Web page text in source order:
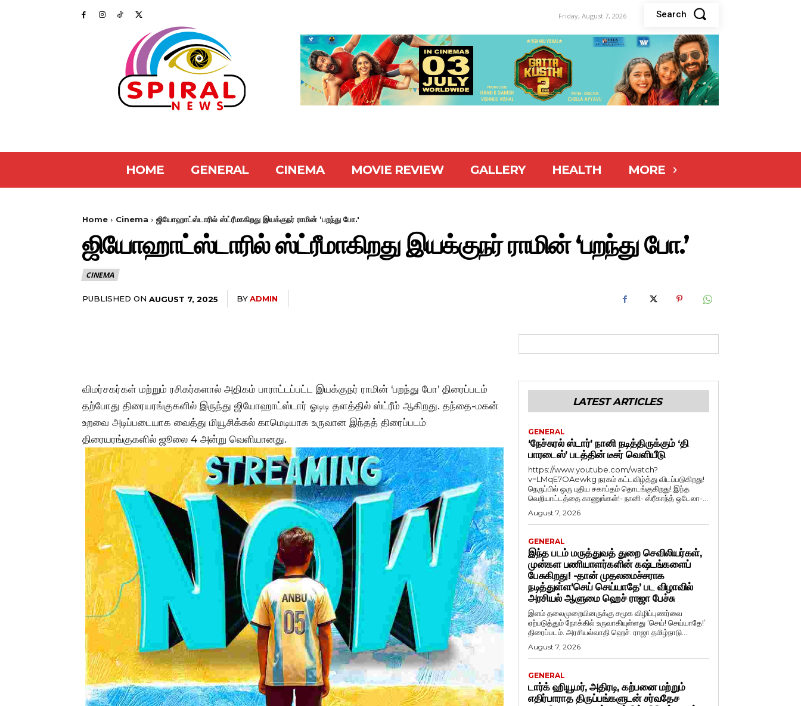
Friday, August 7, 2026 Search
HOME GENERAL CINEMA MOVIE REVIEW GALLERY HEALTH MORE
Home Cinema ஜியோஹாட்ஸ்டாரில் ஸ்ட்ரீமாகிறது இயக்குநர் ராமின் ‘பறந்து போ.'
ஜியோஹாட்ஸ்டாரில் ஸ்ட்ரீமாகிறது இயக்குநர் ராமின் ‘பறந்து போ.’
CINEMA
PUBLISHED ON AUGUST 7, 2025 BYADMIN
விமர்சகர்கள் மற்றும் ரசிகர்களால் அதிகம் பாராட்டப்பட்ட இயக்குநர் ராமின் ‘பறந்து போ’ திரைப்படம்
தற்போது திரையரங்குகளில் இருந்து ஜியோஹாட்ஸ்டார் ஓடிடி தளத்தில் ஸ்ட்ரீம் ஆகிறது. தந்தை-மகன்
உறவை அடிப்படையாக வைத்து மியூசிக்கல் காமெடியாக உருவான இந்தத் திரைப்படம்
திரையரங்குகளில் ஜூலை 4 அன்று வெளியானது.
LATEST ARTICLES
GENERAL
‘நேச்சுரல் ஸ்டார்’ நானி நடித்திருக்கும் ‘தி
பாரடைஸ்’ படத்தின் டீசர் வெளியீடு
https://www.youtube.com/watch?
v=LMqE7OAewkg நரகம் கட்டவிழ்த்து விடப்படுகிறது!
நெருப்பில் ஒரு புதிய சகாப்தம் தொடங்குகிறது! இந்த
வெறியாட்டத்தை காணுங்கள்!- நானி- ஸ்ரீகாந்த் ஒடேலா-...
August 7, 2026
GENERAL
இந்த படம் மருத்துவத் துறை செவிலியர்கள்,
முன்கள பணியாளர்களின் கஷ்டங்களைப்
பேசுகிறது! -தான் முதலமைச்சராக
நடித்துள்ள’செய் செய்யாதே’ பட விழாவில்
அரசியல் ஆளுமை ஹெச் ராஜா பேச்சு
இளம் தலைமுறையினருக்கு சமூக விழிப்புணர்வை
ஏற்படுத்தும் நோக்கில் உருவாகியுள்ளது ‘செய்! செய்யாதே!’
திரைப்படம். அரசியல்வாதி ஹெச். ராஜா தமிழ்நாடு...
August 7, 2026
GENERAL
டார்க் ஹியூமர், அதிரடி, கற்பனை மற்றும்
எதிர்பாராத திருப்பங்களுடன் சர்வதேச